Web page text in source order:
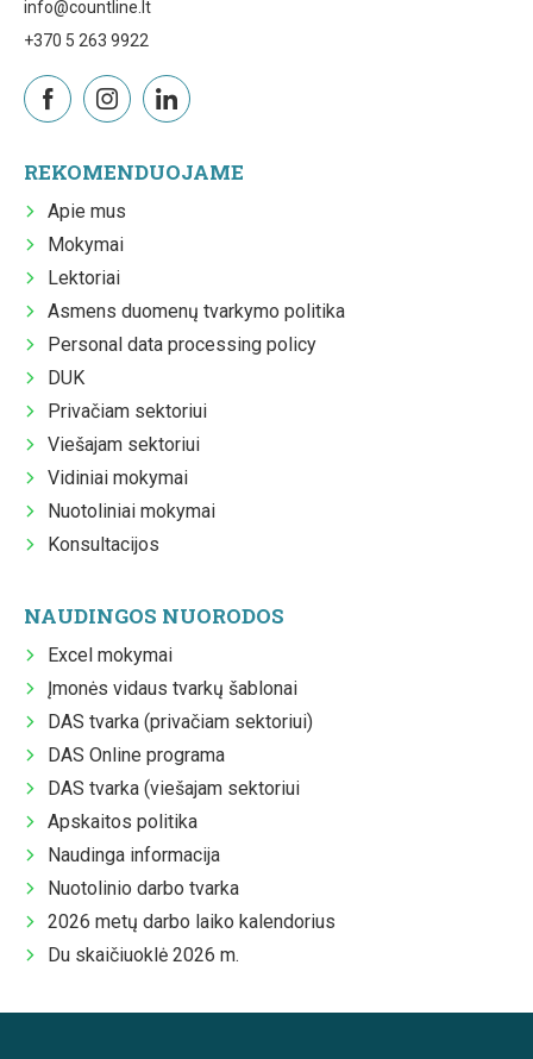
info@countline.lt
+370 5 263 9922
REKOMENDUOJAME
Apie mus
Mokymai
Lektoriai
Asmens duomenų tvarkymo politika
Personal data processing policy
DUK
Privačiam sektoriui
Viešajam sektoriui
Vidiniai mokymai
Nuotoliniai mokymai
Konsultacijos
NAUDINGOS NUORODOS
Excel mokymai
Įmonės vidaus tvarkų šablonai
DAS tvarka (privačiam sektoriui)
DAS Online programa
DAS tvarka (viešajam sektoriui
Apskaitos politika
Naudinga informacija
Nuotolinio darbo tvarka
2026 metų darbo laiko kalendorius
Du skaičiuoklė 2026 m.